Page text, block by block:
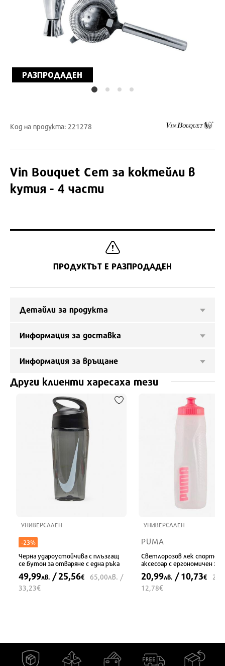
РАЗПРОДАДЕН
Код на продукта: 221278
Vin Bouquet Сет за коктейли в
кутия - 4 части
ПРОДУКТЪТ Е РАЗПРОДАДЕН
Детайли за продукта
Информация за доставка
Информация за връщане
Други клиенти харесаха тези
УНИВЕРСАЛЕН
-23%
Черна удароустойчива с плъзгащ
се бутон за отваряне с една ръка
49,99лв. / 25,56€ 65,00лв. /
33,23€
УНИВЕРСАЛЕН
PUMA
Светлорозов лек спортен
аксесоар с ергономичен
уплътнено капаче
20,99лв. / 10,73€
12,78€